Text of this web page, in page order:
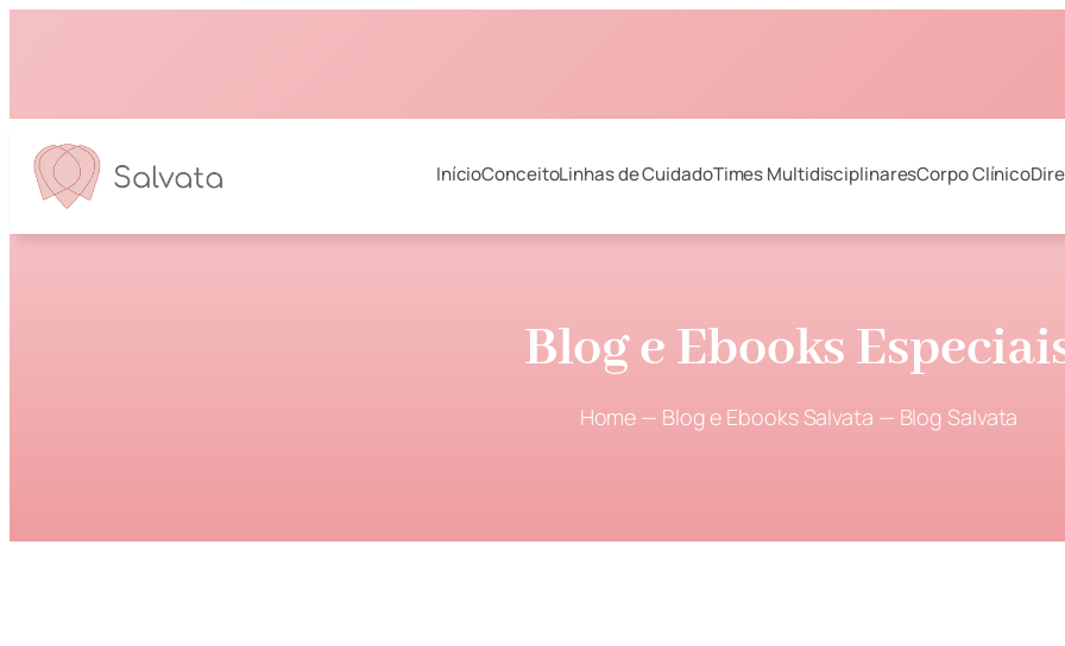
InícioConceitoLinhas de CuidadoTimes MultidisciplinaresCorpo Clínico
Blog e Ebooks
Home — Blog e Ebooks Salvata — Blog Salvata